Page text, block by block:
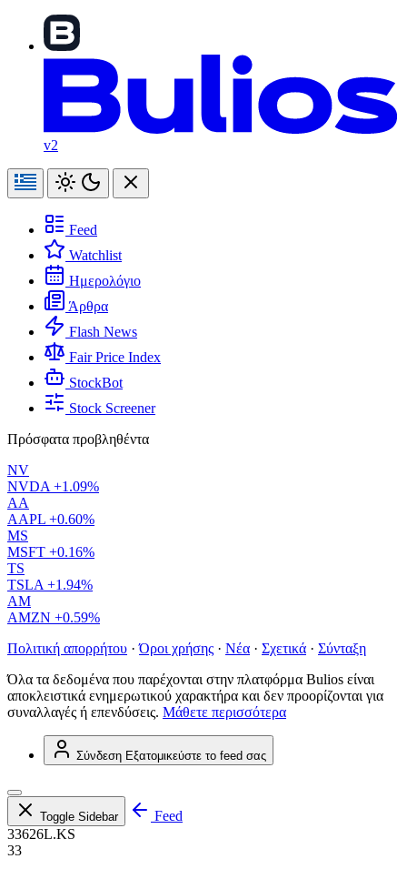
v2
Feed
Watchlist
Ημερολόγιο
Άρθρα
Flash News
Fair Price Index
StockBot
Stock Screener
Πρόσφατα προβληθέντα
NV
NVDA +1.09%
AA
AAPL +0.60%
MS
MSFT +0.16%
TS
TSLA +1.94%
AM
AMZN +0.59%
Πολιτική απορρήτου · Όροι χρήσης · Νέα · Σχετικά · Σύνταξη
Όλα τα δεδομένα που παρέχονται στην πλατφόρμα Bulios είναι
αποκλειστικά ενημερωτικού χαρακτήρα και δεν προορίζονται για
συναλλαγές ή επενδύσεις. Μάθετε περισσότερα
Σύνδεση Εξατομικεύστε το feed σας
Toggle Sidebar
Feed
33626L.KS
33